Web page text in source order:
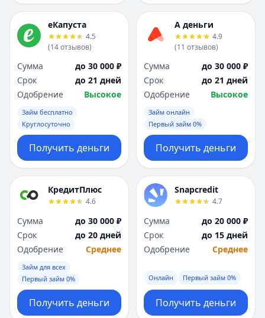
еКапуста
4.5
(14отзывов)
Сумма
до 30 000 ₽
Срок
до 21 дней
Одобрение
Высокое
Займ бесплатно
Круглосуточно
Получить деньги
А деньги
4.9
(11 отзывов)
Сумма
до 30 000 ₽
Срок
до 21 дней
Одобрение
Высокое
Займ онлайн
Первый займ 0%
Получить деньги
КредитПлюс
4.6
Сумма
до 30 000 ₽
Срок
до 20 дней
Одобрение
Среднее
Займ для всех
Первый займ 0%
Получить деньги
Snapcredit
4.7
Сумма
до 20 000 ₽
Срок
до 15 дней
Одобрение
Среднее
Онлайн Первый займ 0%
Получить деньги